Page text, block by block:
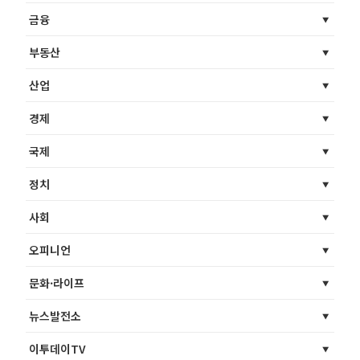
금융
부동산
산업
경제
국제
정치
사회
오피니언
문화·라이프
뉴스발전소
이투데이TV